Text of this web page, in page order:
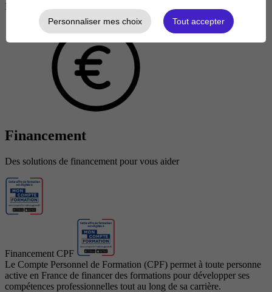
Financement facilité
Financement
Des solutions de financement pour vous aider
Financement CPF
Le Compte Personnel de Formation (CPF) permet à toute personne
active en France de financer des formations pour développer ses
compétences professionnelles tout au long de sa carrière.
Personnaliser mes choix Tout accepter